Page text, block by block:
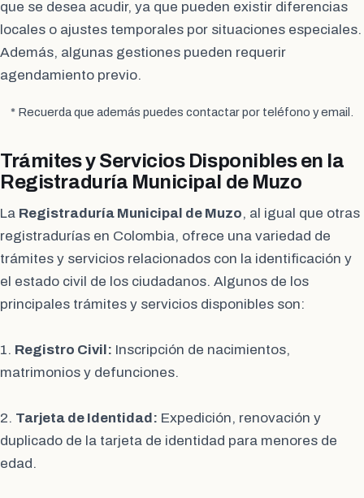
que se desea acudir, ya que pueden existir diferencias
locales o ajustes temporales por situaciones especiales.
Además, algunas gestiones pueden requerir
agendamiento previo.
* Recuerda que además puedes contactar por teléfono y email.
Trámites y Servicios Disponibles en la
Registraduría Municipal de Muzo
La Registraduría Municipal de Muzo, al igual que otras
registradurías en Colombia, ofrece una variedad de
trámites y servicios relacionados con la identificación y
el estado civil de los ciudadanos. Algunos de los
principales trámites y servicios disponibles son:
1. Registro Civil: Inscripción de nacimientos,
matrimonios y defunciones.
2. Tarjeta de Identidad: Expedición, renovación y
duplicado de la tarjeta de identidad para menores de
edad.